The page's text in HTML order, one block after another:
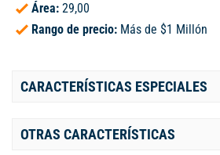
Área: 29,00
Rango de precio: Más de $1 Millón
CARACTERÍSTICAS ESPECIALES
OTRAS CARACTERÍSTICAS